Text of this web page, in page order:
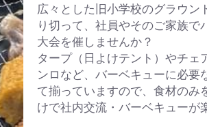
広々とした旧小学校のグラウン
り切って、社員やそのご家族で
大会を催しませんか？
タープ（日よけテント）やチェ
ンロなど、バーベキューに必要
て揃っていますので、食材のみ
けで社内交流・バーベキューが